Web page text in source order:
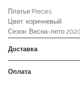
Платье Pieces.
Цвет: коричневый.
Сезон: Весна-лето
Доставка
Оплата